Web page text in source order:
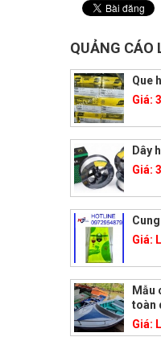
QUẢNG CÁO
Que
Giá:
Dây
Giá:
Giá:
Mẫu
toàn
Giá: